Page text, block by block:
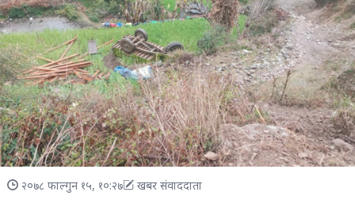
२०७८ फाल्गुन १५, १०:२७ खबर संवाददाता